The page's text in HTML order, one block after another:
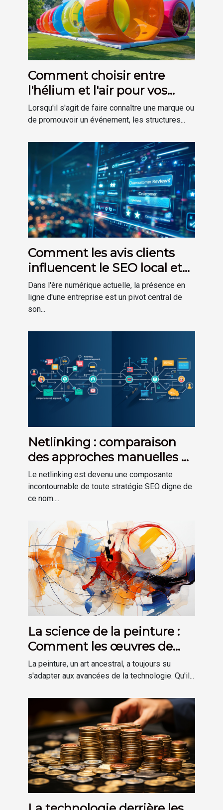
Comment choisir entre
l'hélium et l'air pour vos
structures gonflables
publicitaires
Lorsqu'il s'agit de faire connaître une marque ou
de promouvoir un événement, les structures...
Comment les avis clients
influencent le SEO local et
l'e-réputation
Dans l'ère numérique actuelle, la présence en
ligne d'une entreprise est un pivot central de
son...
Netlinking : comparaison
des approches manuelles et
automatisées
Le netlinking est devenu une composante
incontournable de toute stratégie SEO digne de
ce nom....
La science de la peinture :
Comment les œuvres de
Miguel Pires utilisent la
technologie moderne
La peinture, un art ancestral, a toujours su
s'adapter aux avancées de la technologie. Qu'il...